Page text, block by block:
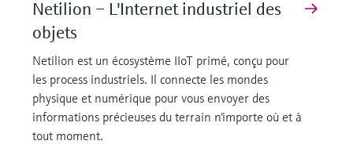
Netilion – L'Internet industriel des
objets
Netilion est un écosystème IIoT primé, conçu pour
les process industriels. Il connecte les mondes
physique et numérique pour vous envoyer des
informations précieuses du terrain n'importe où et à
tout moment.